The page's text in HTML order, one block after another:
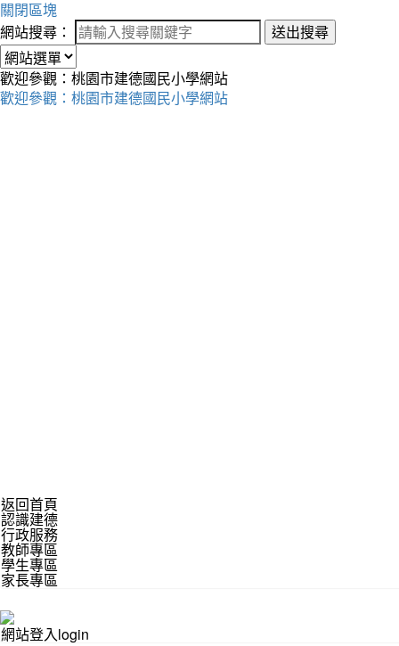
關閉區塊
網站搜尋：
送出搜尋
歡迎參觀：桃園市建德國民小學網站
歡迎參觀：桃園市建德國民小學網站
返回首頁
認識建德
行政服務
教師專區
學生專區
家長專區
網站登入login